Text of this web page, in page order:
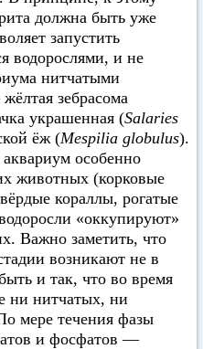
должна быть уже
запустить
водорослями, и не
нитчатыми
зебрасома
украшенная (Salaries
ёж (Mespilia globulus).
особенно
животных (корковые
кораллы, рогатые
«оккупируют»
Важно заметить, что
возникают не в
и так, что во время
ни нитчатых, ни
мере течения фазы
и фосфатов —